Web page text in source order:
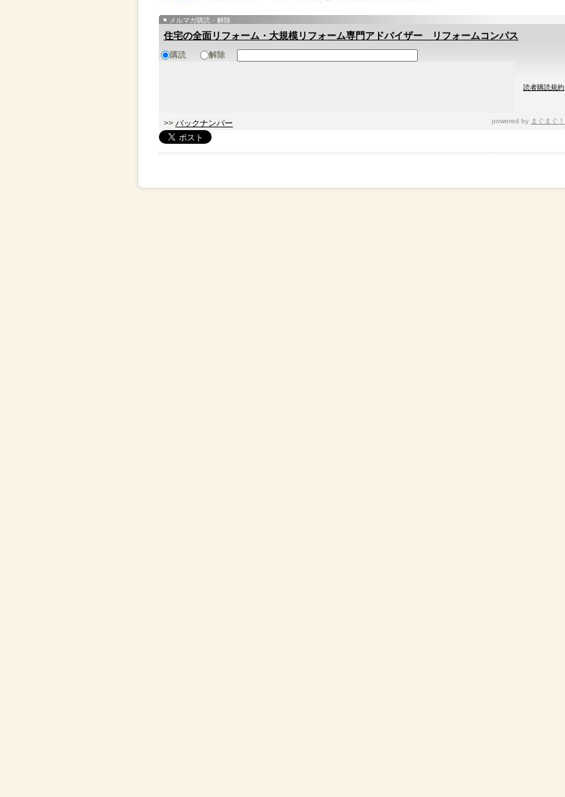
メルマガ購読・解除
住宅の全面リフォーム・大規模リフォーム専門アドバイザー リフォームコンパス
購読 解除
読者購読規約
>> バックナンバー powered by まぐまぐ！